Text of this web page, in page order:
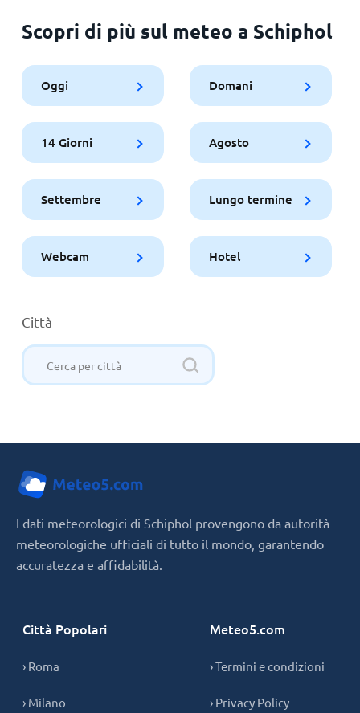
Scopri di più sul meteo a Schiphol
Oggi Domani
14 Giorni Agosto
Settembre Lungo termine
Webcam Hotel
Città
I dati meteorologici di Schiphol provengono da autorità
meteorologiche ufficiali di tutto il mondo, garantendo
accuratezza e affidabilità.
Città Popolari
› Roma
› Milano
Meteo5.com
› Termini e condizioni
› Privacy Policy